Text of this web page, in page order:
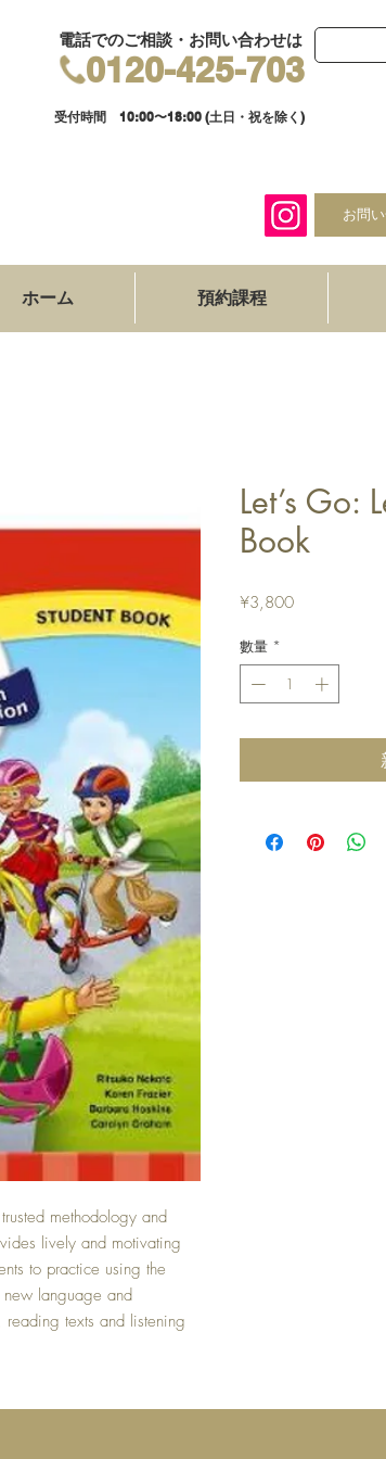
​電話でのご相談・お問い合わせは
0120-425-703
​受付時間 10:00〜18:00 (土日・祝を除く)
お問
ホーム 預約課程
methodology and
lively and motivating
to practice using the
new language and
texts and listening
Let’s Go:
Book
¥3,800價
數量 *